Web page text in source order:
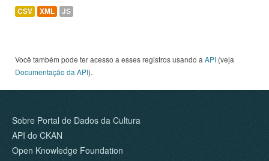
CSV XML JS
Você também pode ter acesso a esses registros usando a API (veja
Documentação da API).
Sobre Portal de Dados da Cultura
API do CKAN
Open Knowledge Foundation